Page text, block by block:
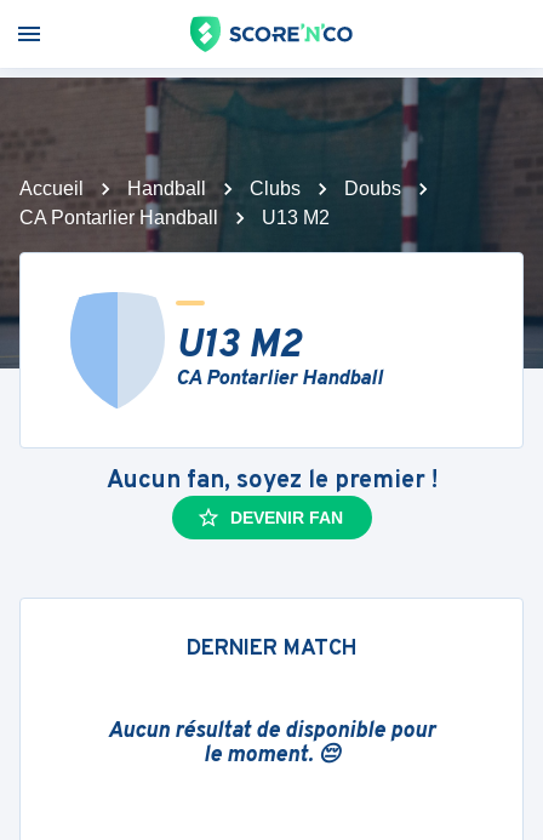
Accueil Handball Clubs
Doubs
CA Pontarlier Handball
U13 M2
U13 M2
CA Pontarlier Handball
Aucun fan, soyez le premier !
DEVENIR FAN
DERNIER MATCH
Aucun résultat de disponible pour
le moment. 😔